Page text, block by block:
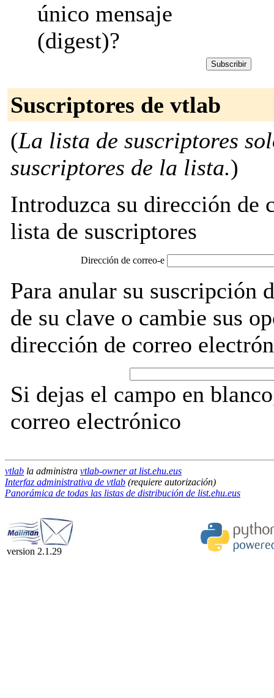
único mensaje
(digest)?
Suscriptores de vtlab
(La lista de suscriptores
suscriptores de la lista.)
Introduzca su dirección de
lista de suscriptores
Dirección de correo-e
Para anular su suscripción
de su clave o cambie sus
dirección de correo
Si dejas el campo en
correo electrónico
vtlab la administra vtlab-owner at list.ehu.eus
Interfaz administrativa de vtlab (requiere autorización)
Panorámica de todas las listas de distribución de list.ehu.eus
version 2.1.29